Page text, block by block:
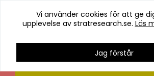
Vi använder cookies för att ge
upplevelse av stratresearch.se. Läs
Jag förstår